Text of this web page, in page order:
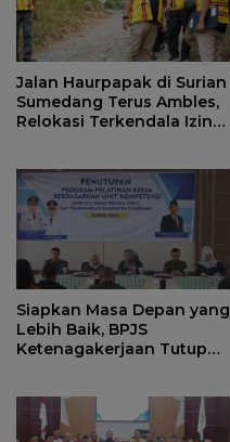
Jalan Haurpapak di Surian
Sumedang Terus Ambles,
Relokasi Terkendala Izin
Siapkan Masa Depan yang
Lebih Baik, BPJS
Ketenagakerjaan Tutup